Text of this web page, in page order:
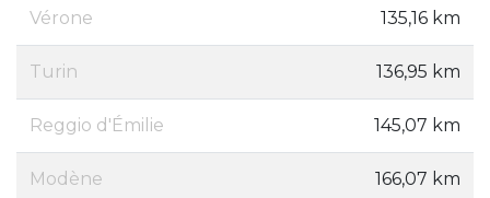
Vérone 135,16 km
Turin 136,95 km
Reggio d'Émilie 145,07 km
Modène 166,07 km